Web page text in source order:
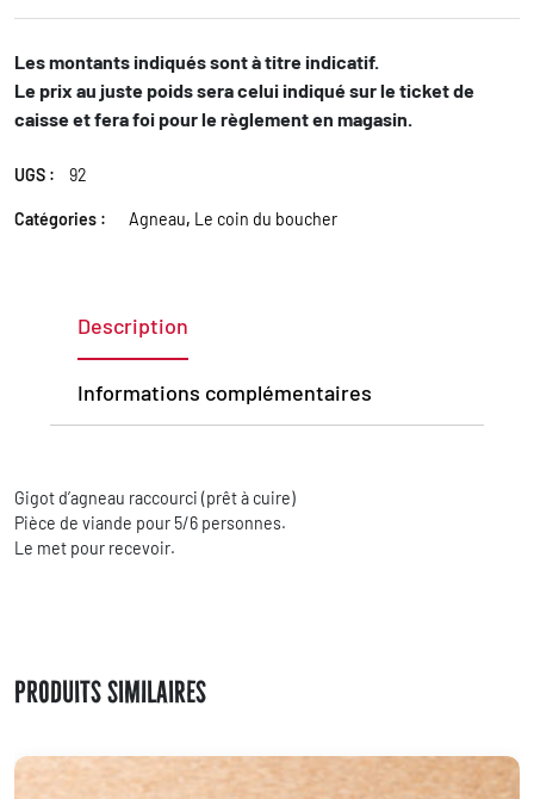
Les montants indiqués sont à titre indicatif.
Le prix au juste poids sera celui indiqué sur le ticket de
caisse et fera foi pour le règlement en magasin.
UGS : 92
Catégories : Agneau, Le coin du boucher
Description
Informations complémentaires
Gigot d’agneau raccourci (prêt à cuire)
Pièce de viande pour 5/6 personnes.
Le met pour recevoir.
Produits Similaires